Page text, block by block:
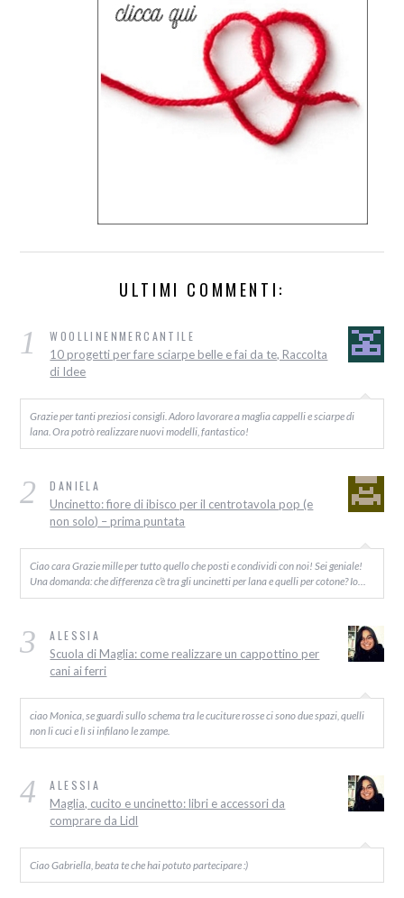
ULTIMI COMMENTI:
1 WOOLLINENMERCANTILE
10 progetti per fare sciarpe belle e fai da te, Raccolta
di Idee
Grazie per tanti preziosi consigli. Adoro lavorare a maglia cappelli e sciarpe di
lana. Ora potrò realizzare nuovi modelli, fantastico!
2 DANIELA
Uncinetto: fiore di ibisco per il centrotavola pop (e
non solo) – prima puntata
Ciao cara Grazie mille per tutto quello che posti e condividi con noi! Sei geniale!
Una domanda: che differenza c’è tra gli uncinetti per lana e quelli per cotone? Io…
3 ALESSIA
Scuola di Maglia: come realizzare un cappottino per
cani ai ferri
ciao Monica, se guardi sullo schema tra le cuciture rosse ci sono due spazi, quelli
non li cuci e lì si infilano le zampe.
4 ALESSIA
Maglia, cucito e uncinetto: libri e accessori da
comprare da Lidl
Ciao Gabriella, beata te che hai potuto partecipare :)